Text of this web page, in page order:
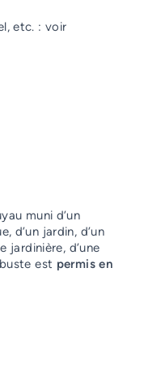
etc. : voir
muni d’un
d’un jardin, d’un
jardinière, d’une
est permis en